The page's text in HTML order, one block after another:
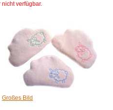
nicht verfügbar.
Großes Bild